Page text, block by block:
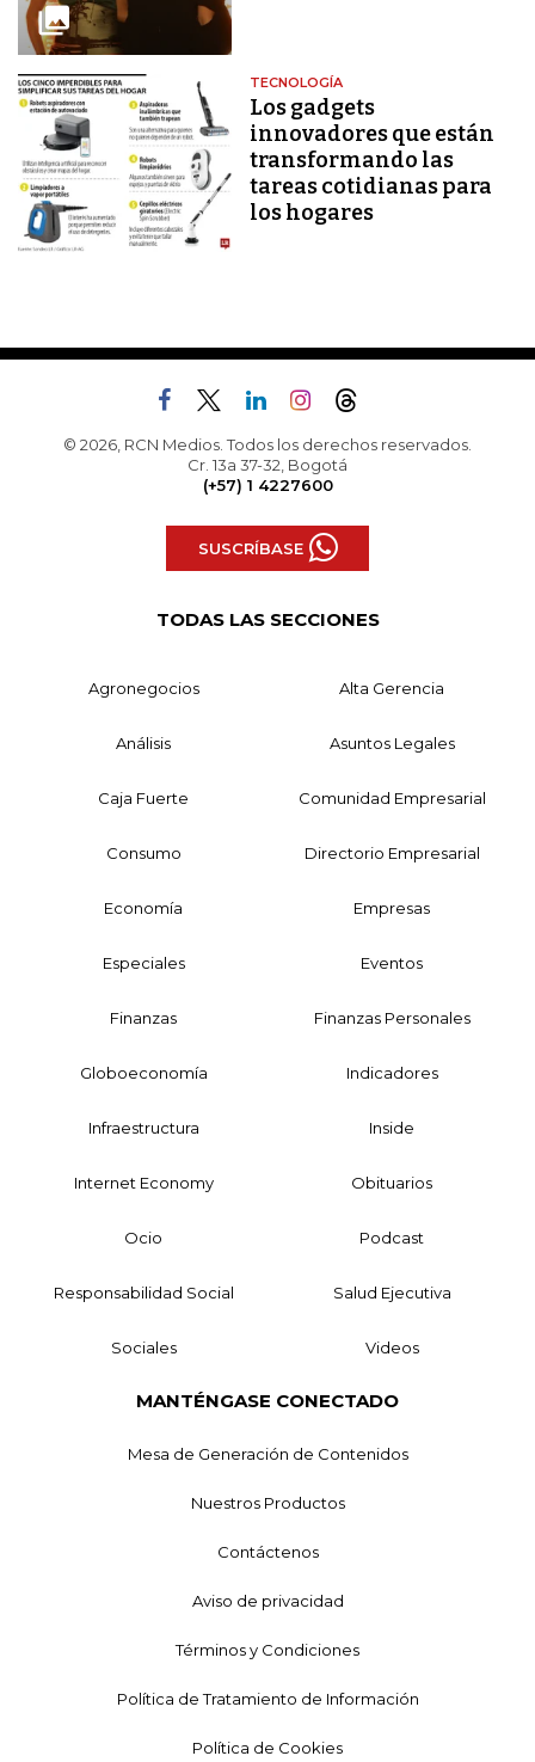
TECNOLOGÍA
Los gadgets
innovadores que están
transformando las
tareas cotidianas para
los hogares
© 2026, RCN Medios. Todos los derechos reservados.
Cr. 13a 37-32, Bogotá
(+57) 1 4227600
SUSCRÍBASE
TODAS LAS SECCIONES
Agronegocios Alta Gerencia
Análisis Asuntos Legales
Caja Fuerte Comunidad Empresarial
Consumo Directorio Empresarial
Economía Empresas
Especiales Eventos
Finanzas Finanzas Personales
Globoeconomía Indicadores
Infraestructura Inside
Internet Economy Obituarios
Ocio Podcast
Responsabilidad Social Salud Ejecutiva
Sociales Videos
MANTÉNGASE CONECTADO
Mesa de Generación de Contenidos
Nuestros Productos
Contáctenos
Aviso de privacidad
Términos y Condiciones
Política de Tratamiento de Información
Política de Cookies